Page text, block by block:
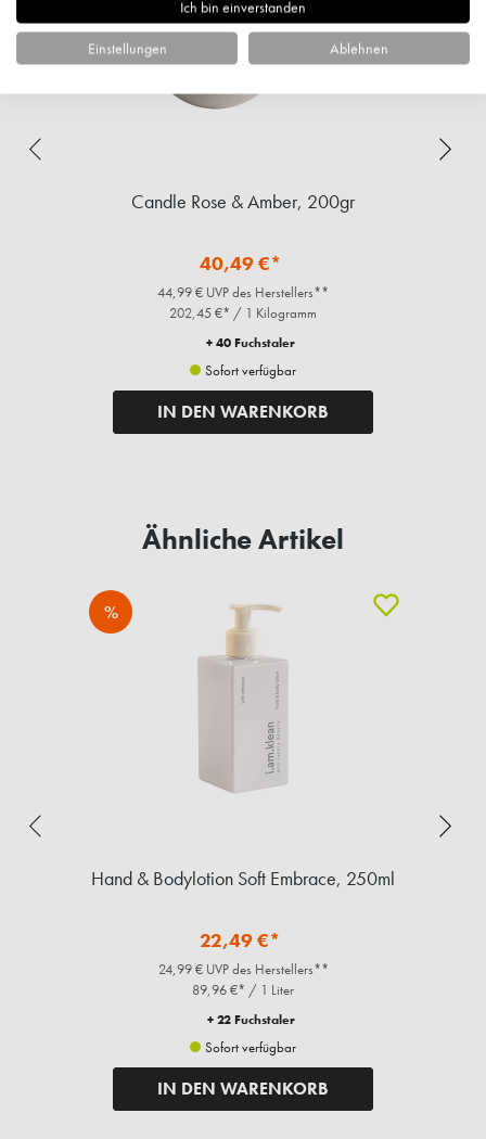
Candle Rose & Amber, 200gr
40,49 €*
44,99 € UVP des Herstellers**
202,45 €* / 1 Kilogramm
+ 40 Fuchstaler
Sofort verfügbar
IN DEN WARENKORB
Ähnliche Artikel
%
Hand & Bodylotion Soft Embrace, 250ml
22,49 €*
24,99 € UVP des Herstellers**
89,96 €* / 1 Liter
+ 22 Fuchstaler
Sofort verfügbar
IN DEN WARENKORB
Ich bin einverstanden
Einstellungen Ablehnen